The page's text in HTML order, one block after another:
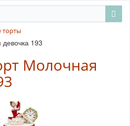
торты
193
Молочная